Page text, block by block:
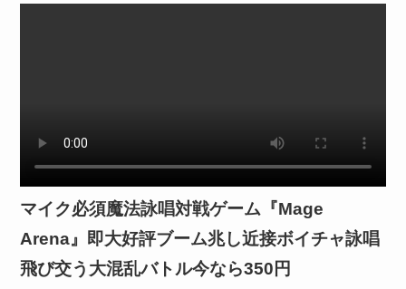
マイク必須魔法詠唱対戦ゲーム『Mage
Arena』即大好評ブーム兆し近接ボイチャ詠唱
飛び交う大混乱バトル今なら350円